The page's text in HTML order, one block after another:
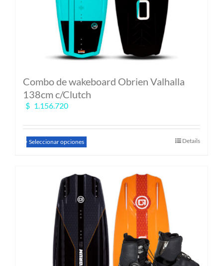
Combo de wakeboard Obrien Valhalla
138cm c/Clutch
$ 1.156.720
Seleccionar opciones
producto
variantes.
Las
opciones
pueden
elegir
en
la
Details